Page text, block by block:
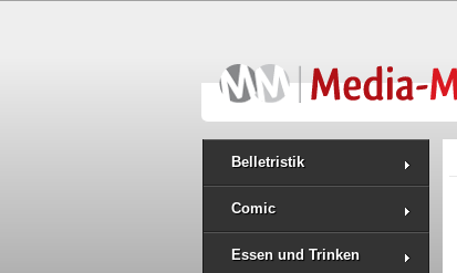
Belletristik
Comic
Essen und Trinken